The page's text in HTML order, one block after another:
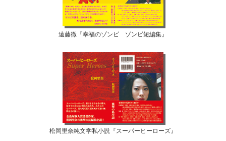
遠藤徹『幸福のゾンビ ゾンビ短編集』
松岡里奈純文学私小説『スーパーヒーローズ』